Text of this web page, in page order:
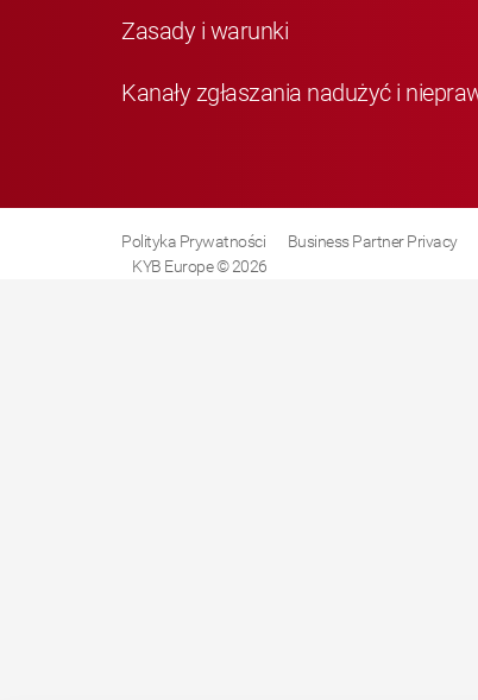
Zasady i warunki
Kanały zgłaszania nadużyć i
Polityka Prywatności Business Partner Privacy
KYB Europe © 2026